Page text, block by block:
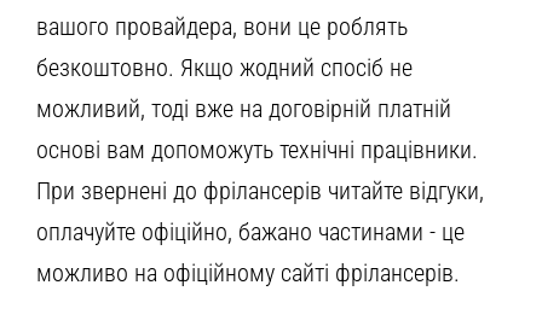
вашого провайдера, вони це роблять
безкоштовно. Якщо жодний спосіб не
можливий, тоді вже на договірній платній
основі вам допоможуть технічні працівники.
При звернені до фрілансерів читайте відгуки,
оплачуйте офіційно, бажано частинами - це
можливо на офіційному сайті фрілансерів.